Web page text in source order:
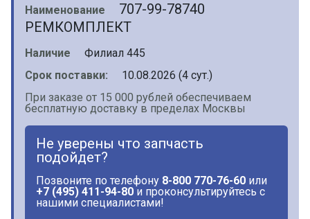
Наименование
707-99-78740
РЕМКОМПЛЕКТ
Наличие
Филиал 445
Срок поставки:
10.08.2026 (4 сут.)
При заказе от 15 000 рублей обеспечиваем
бесплатную доставку в пределах Москвы
Не уверены что запчасть
подойдет?
Позвоните по телефону 8-800 770-76-60 или
+7 (495) 411-94-80 и проконсультируйтесь с
нашими специалистами!